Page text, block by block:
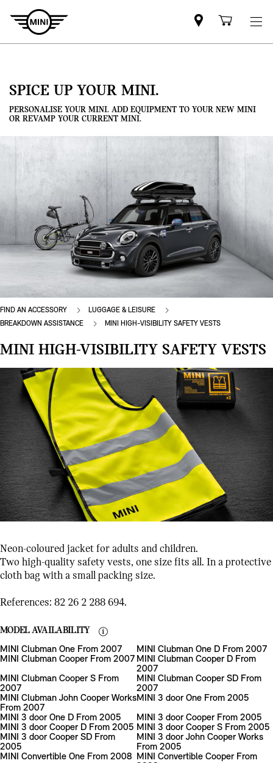
Mini
dealercart
SPICE UP YOUR MINI.
PERSONALISE YOUR MINI. ADD EQUIPMENT TO YOUR NEW MINI
OR REVAMP YOUR CURRENT MINI.
FIND AN ACCESSORY
LUGGAGE & LEISURE
BREAKDOWN ASSISTANCE
MINI HIGH-VISIBILITY SAFETY VESTS
MINI HIGH-VISIBILITY SAFETY VESTS
Neon-coloured jacket for adults and children.
Two high-quality safety vests, one size fits all. In a protective
cloth bag with a small packing size.
References: 82 26 2 288 694.
MODEL AVAILABILITY
MINI Clubman One From 2007
MINI Clubman One D From 2007
MINI Clubman Cooper From 2007 MINI Clubman Cooper D From
2007
MINI Clubman Cooper S From
2007
MINI Clubman Cooper SD From
2007
MINI Clubman John Cooper Works
From 2007
MINI 3 door One From 2005
MINI 3 door One D From 2005
MINI 3 door Cooper From 2005
MINI 3 door Cooper D From 2005 MINI 3 door Cooper S From 2005
MINI 3 door Cooper SD From
2005
MINI 3 door John Cooper Works
From 2005
MINI Convertible One From 2008 MINI Convertible Cooper From